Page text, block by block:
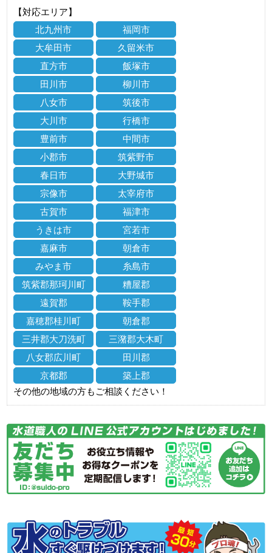
【対応エリア】
北九州市
福岡市
大牟田市
久留米市
直方市
飯塚市
田川市
柳川市
八女市
筑後市
大川市
行橋市
豊前市
中間市
小郡市
筑紫野市
春日市
大野城市
宗像市
太宰府市
古賀市
福津市
うきは市
宮若市
嘉麻市
朝倉市
みやま市
糸島市
筑紫郡那珂川町
糟屋郡
遠賀郡
鞍手郡
嘉穂郡桂川町
朝倉郡
三井郡大刀洗町
三潴郡大木町
八女郡広川町
田川郡
京都郡
築上郡
その他の地域の方もご相談ください！